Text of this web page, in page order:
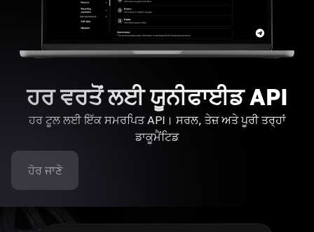
ਹਰ ਵਰਤੋਂ ਲਈ ਯੂਨੀਫਾਈਡ API
ਹਰ ਟੂਲ ਲਈ ਇੱਕ ਸਮਰਪਿਤ API। ਸਰਲ, ਤੇਜ਼ ਅਤੇ ਪੂਰੀ ਤਰ੍ਹਾਂ
ਡਾਕੂਮੈਂਟਿਡ
ਹੋਰ ਜਾਣੋ